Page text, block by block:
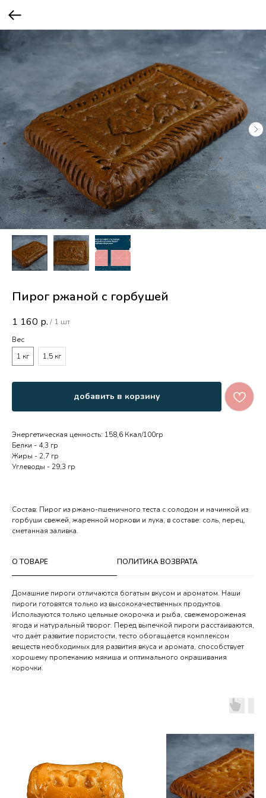
Пирог ржаной с горбушей
1 160 р. / 1 шт
Вес
1 кг
1,5 кг
добавить в корзину
Энергетическая ценность: 158,6 Ккал/100гр
Белки - 4,3 гр
Жиры - 2,7 гр
Углеводы - 29,3 гр
Состав: Пирог из ржано-пшеничного теста с солодом и начинкой из
горбуши свежей, жаренной моркови и лука, в составе: соль, перец,
сметанная заливка.
О ТОВАРЕ ПОЛИТИКА ВОЗВРАТА
Домашние пироги отличаются богатым вкусом и ароматом. Наши
пироги готовятся только из высококачественных продуктов.
Используются только цельные окорочка и рыба, свежемороженая
ягода и натуральный творог. Перед выпечкой пироги расстаиваются,
что даёт развитие пористости, тесто обогащается комплексом
веществ необходимых для развития вкуса и аромата, способствует
хорошему пропеканию мякиша и оптимального окрашивания
корочки.